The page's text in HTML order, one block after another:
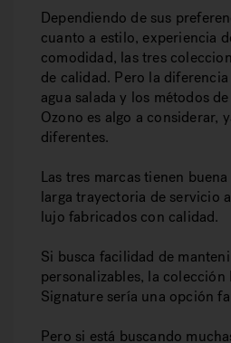
Dependiendo de sus
cuanto a estilo, experiencia
comodidad, las tres
de calidad. Pero la
agua salada y los métodos
Ozono es algo a considerar,
diferentes.
Las tres marcas tienen
larga trayectoria de servicio
lujo fabricados con calidad.
Si busca facilidad de
personalizables, la
Signature sería una opción
Pero si está buscando